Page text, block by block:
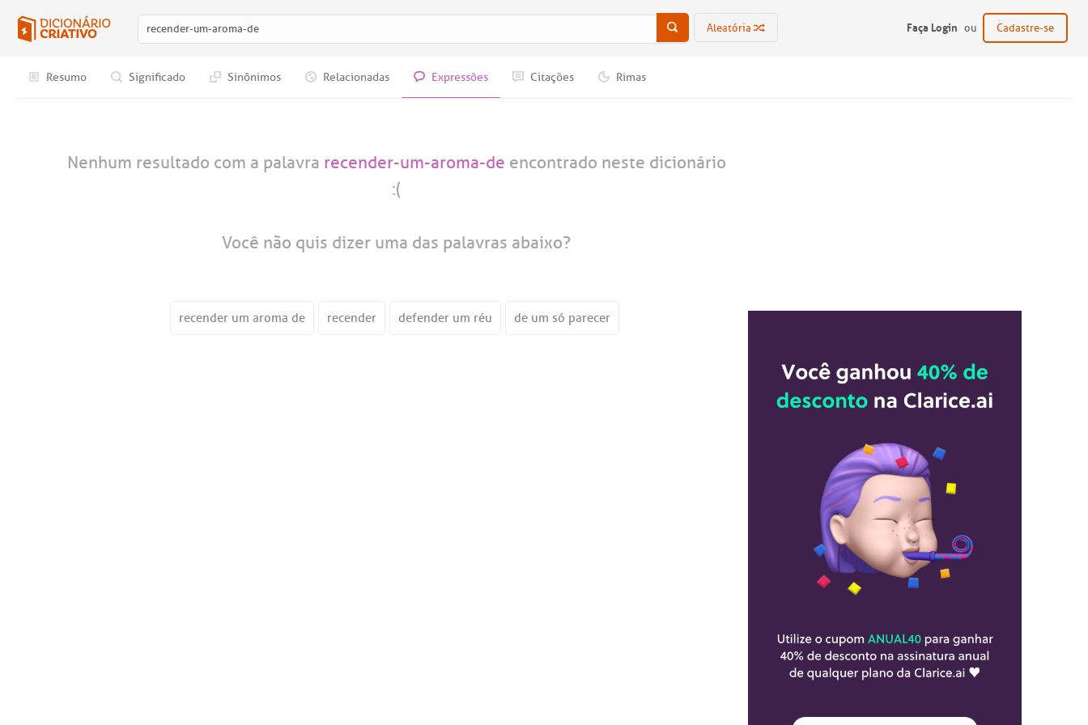
Aleatória Faça Login ou Cadastre-se
Resumo Significado Sinônimos Relacionadas Expressões Citações Rimas
Nenhum resultado com a palavra recender-um-aroma-de encontrado neste dicionário
:(
Você não quis dizer uma das palavras abaixo?
recender um aroma de recender defender um réu de um só parecer